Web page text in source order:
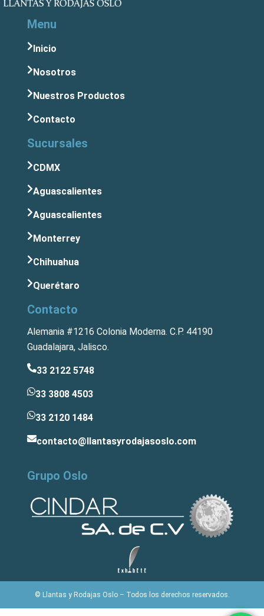
Menu
Inicio
Nosotros
Nuestros Productos
Contacto
Sucursales
CDMX
Aguascalientes
Aguascalientes
Monterrey
Chihuahua
Querétaro
Contacto
Alemania #1216 Colonia Moderna. C.P. 44190
Guadalajara, Jalisco.
33 2122 5748
33 3808 4503
33 2120 1484
contacto@llantasyrodajasoslo.com
Grupo Oslo
© Llantas y Rodajas Oslo – Todos los derechos reservados.